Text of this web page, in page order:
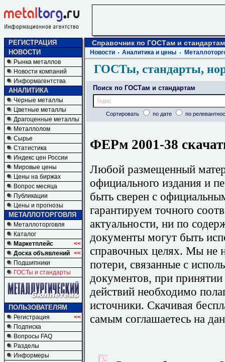
РЕГИСТРАЦИЯ
НОВОСТИ
Рынка металлов
Новости компаний
Информагентства
АНАЛИТИКА
Черные металлы
Цветные металлы
Драгоценные металлы
Металлолом
Сырье
Статистика
Индекс цен России
Мировые цены
Цены на биржах
Вопрос месяца
Публикации
Цены и прогнозы
МЕТАЛЛОТОРГОВЛЯ
Металлоторговля
Каталог
Маркетплейс
<<
Доска объявлений <<
Подшипники
ГОСТы и стандарты
ПОЛЬЗОВАТЕЛЯМ
Регистрация
<<
Подписка
Вопросы FAQ
Разделы
Информеры
Справочник по ГОСТам и стандартам
Новости Аналитика и цены
ГОСТы, стандарты,
Поиск по ГОСТам и стандартам
Сортировать по дате по
ФЕРм 2001-38
Любой размещенный
официального издания и
быть сверен с
гарантируем точного
актуальности, ни по
документы могут быть
справочных целях. Мы не
потери, связанные с
документов, при
действий необходимо
источники. Скачивая
самым соглашаетесь на